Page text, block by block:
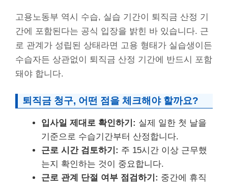
고용노동부 역시 수습, 실습 기간이 퇴직금 산정 기
간에 포함된다는 공식 입장을 밝힌 바 있습니다. 근
로 관계가 성립된 상태라면 고용 형태가 실습생이든
수습자든 상관없이 퇴직금 산정 기간에 반드시 포함
돼야 합니다.
퇴직금 청구, 어떤 점을 체크해야 할까요?
입사일 제대로 확인하기: 실제 일한 첫 날을
기준으로 수습기간부터 산정합니다.
근로 시간 검토하기: 주 15시간 이상 근무했
는지 확인하는 것이 중요합니다.
근로 관계 단절 여부 점검하기: 중간에 휴직